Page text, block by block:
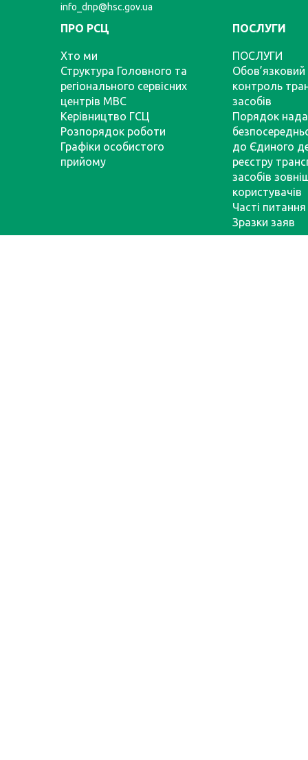
info_dnp@hsc.gov.ua
ПРО РСЦ
Хто ми
Структура Головного та
регіонального сервісних
центрів МВС
Керівництво ГСЦ
Розпорядок роботи
Графіки особистого
прийому
ПОСЛУГИ
ПОСЛУГИ
Обов’язковий
контроль
засобів
Порядок
до Єдиного
реєстру
засобів
користувачів
Часті питання
Зразки заяв